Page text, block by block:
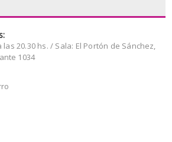
20.30 hs. / Sala: El Portón de Sánchez,
1034